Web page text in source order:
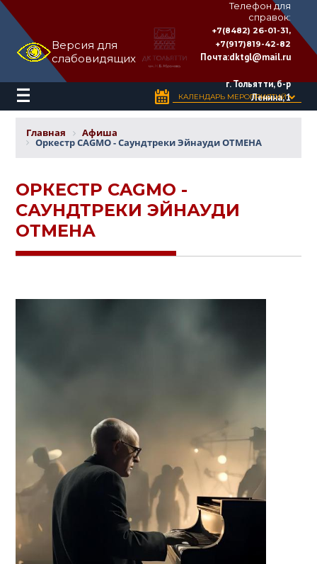
Версия для
слабовидящих
ДВОРЕЦ
КУЛЬТУРЫ
«ТОЛЬЯТТИ»
имени
Телефон для
справок:
+7(8482) 26-01-31,
+7(917)819-42-82
Почта:dktgl@mail.ru
г. Тольятти, б-р
Ленина, 1
КАЛЕНДАРЬ МЕРОПРИЯТИЙ
Главная Афиша
Оркестр CAGMO - Саундтреки Эйнауди ОТМЕНА
ОРКЕСТР CAGMO -
САУНДТРЕКИ ЭЙНАУДИ
ОТМЕНА